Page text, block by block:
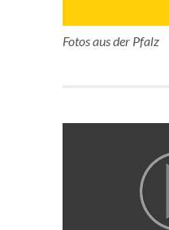
Fotos aus der Pfalz